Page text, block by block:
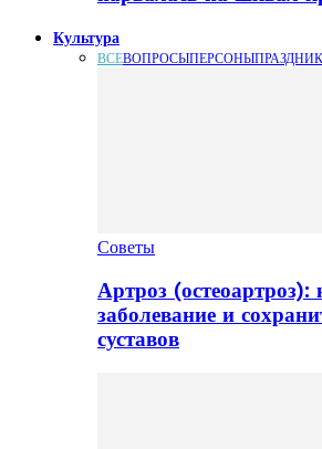
Культура
ВСЕВОПРОСЫПЕРСОНЫ
Советы
Артроз (остеоартроз):
заболевание и
суставов